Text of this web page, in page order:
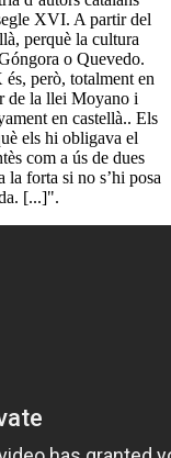
XVI. A partir del
perquè la cultura
o Quevedo.
però, totalment en
de la llei Moyano i
en castellà.. Els
els hi obligava el
com a ús de dues
forta si no s’hi posa
[...]".